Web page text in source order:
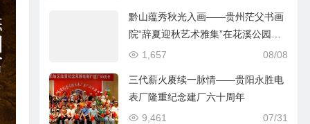
黔山蕴秀秋光入画——贵州茫父书画
院“辞夏迎秋艺术雅集”在花溪公园举
行
08/08
1,657
三代薪火赓续一脉情——贵阳永胜电
表厂隆重纪念建厂六十周年
07/31
9,461